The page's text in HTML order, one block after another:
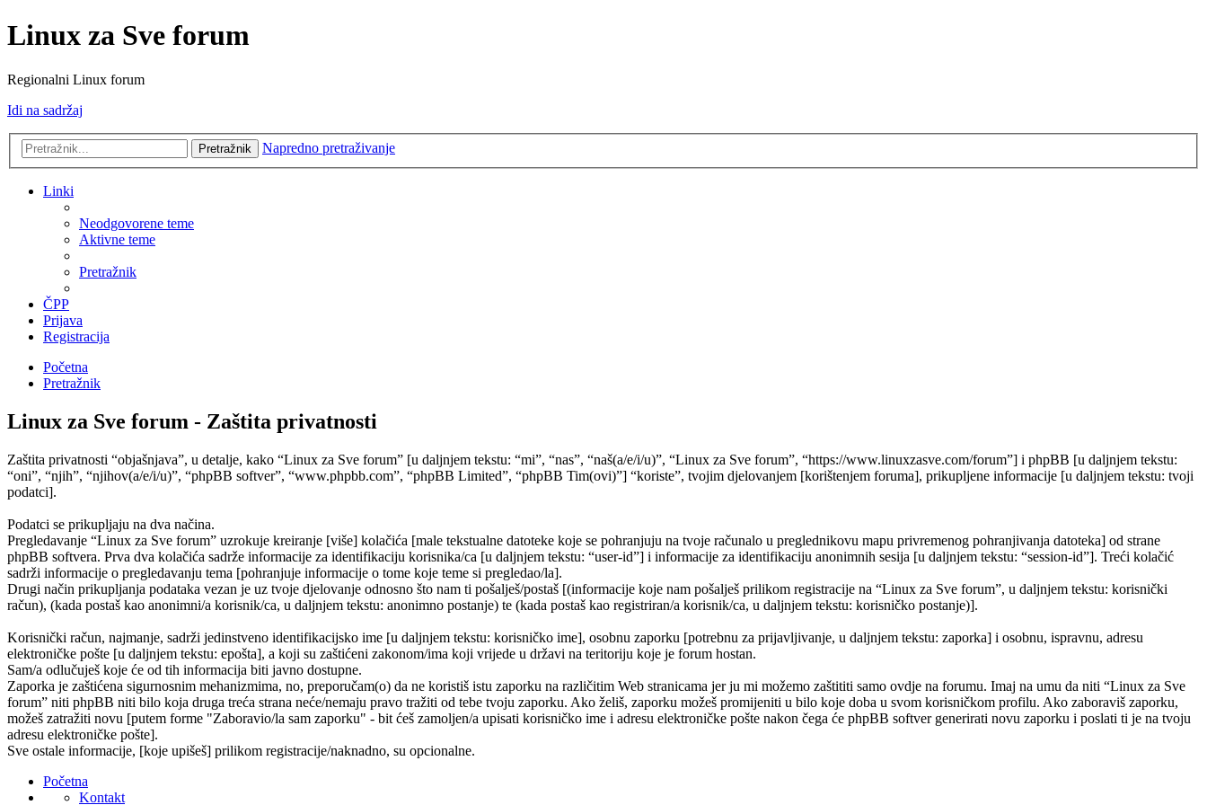
Linux za Sve forum
Regionalni Linux forum
Idi na sadržaj
Pretražnik Napredno pretraživanje
Linki
Neodgovorene teme
Aktivne teme
Pretražnik
ČPP
Prijava
Registracija
Početna
Pretražnik
Linux za Sve forum - Zaštita privatnosti
Zaštita privatnosti “objašnjava”, u detalje, kako “Linux za Sve forum” [u daljnjem tekstu: “mi”, “nas”, “naš(a/e/i/u)”, “Linux za Sve forum”, “https://www.linuxzasve.com/forum”] i phpBB [u daljnjem tekstu:
“oni”, “njih”, “njihov(a/e/i/u)”, “phpBB softver”, “www.phpbb.com”, “phpBB Limited”, “phpBB Tim(ovi)”] “koriste”, tvojim djelovanjem [korištenjem foruma], prikupljene informacije [u daljnjem tekstu: tvoji
podatci].
Podatci se prikupljaju na dva načina.
Pregledavanje “Linux za Sve forum” uzrokuje kreiranje [više] kolačića [male tekstualne datoteke koje se pohranjuju na tvoje računalo u preglednikovu mapu privremenog pohranjivanja datoteka] od strane
phpBB softvera. Prva dva kolačića sadrže informacije za identifikaciju korisnika/ca [u daljnjem tekstu: “user-id”] i informacije za identifikaciju anonimnih sesija [u daljnjem tekstu: “session-id”]. Treći kolačić
sadrži informacije o pregledavanju tema [pohranjuje informacije o tome koje teme si pregledao/la].
Drugi način prikupljanja podataka vezan je uz tvoje djelovanje odnosno što nam ti pošalješ/postaš [(informacije koje nam pošalješ prilikom registracije na “Linux za Sve forum”, u daljnjem tekstu: korisnički
račun), (kada postaš kao anonimni/a korisnik/ca, u daljnjem tekstu: anonimno postanje) te (kada postaš kao registriran/a korisnik/ca, u daljnjem tekstu: korisničko postanje)].
Korisnički račun, najmanje, sadrži jedinstveno identifikacijsko ime [u daljnjem tekstu: korisničko ime], osobnu zaporku [potrebnu za prijavljivanje, u daljnjem tekstu: zaporka] i osobnu, ispravnu, adresu
elektroničke pošte [u daljnjem tekstu: epošta], a koji su zaštićeni zakonom/ima koji vrijede u državi na teritoriju koje je forum hostan.
Sam/a odlučuješ koje će od tih informacija biti javno dostupne.
Zaporka je zaštićena sigurnosnim mehanizmima, no, preporučam(o) da ne koristiš istu zaporku na različitim Web stranicama jer ju mi možemo zaštititi samo ovdje na forumu. Imaj na umu da niti “Linux za Sve
forum” niti phpBB niti bilo koja druga treća strana neće/nemaju pravo tražiti od tebe tvoju zaporku. Ako želiš, zaporku možeš promijeniti u bilo koje doba u svom korisničkom profilu. Ako zaboraviš zaporku,
možeš zatražiti novu [putem forme "Zaboravio/la sam zaporku" - bit ćeš zamoljen/a upisati korisničko ime i adresu elektroničke pošte nakon čega će phpBB softver generirati novu zaporku i poslati ti je na tvoju
adresu elektroničke pošte].
Sve ostale informacije, [koje upišeš] prilikom registracije/naknadno, su opcionalne.
Početna
Kontakt